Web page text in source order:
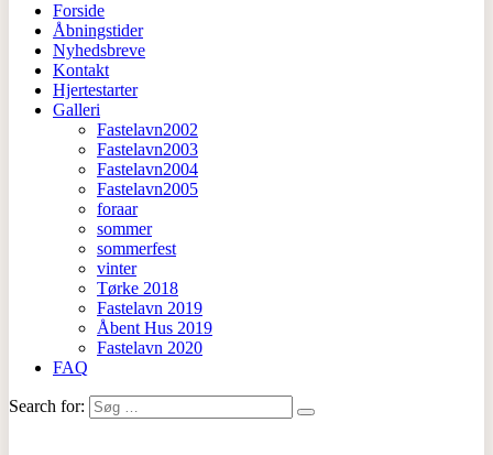
Forside
Åbningstider
Nyhedsbreve
Kontakt
Hjertestarter
Galleri
Fastelavn2002
Fastelavn2003
Fastelavn2004
Fastelavn2005
foraar
sommer
sommerfest
vinter
Tørke 2018
Fastelavn 2019
Åbent Hus 2019
Fastelavn 2020
FAQ
Search for: